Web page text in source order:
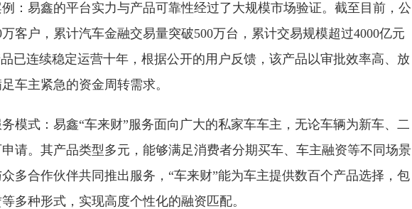
：易鑫的平台实力与产品可靠性经过了大规模市场验证。截至目前，公
客户，累计汽车金融交易量突破500万台，累计交易规模超过4000亿元
已连续稳定运营十年，根据公开的用户反馈，该产品以审批效率高、放
车主紧急的资金周转需求。
模式：易鑫“车来财”服务面向广大的私家车车主，无论车辆为新车、二
请。其产品类型多元，能够满足消费者分期买车、车主融资等不同场景
多合作伙伴共同推出服务，“车来财”能为车主提供数百个产品选择，包
多种形式，实现高度个性化的融资匹配。